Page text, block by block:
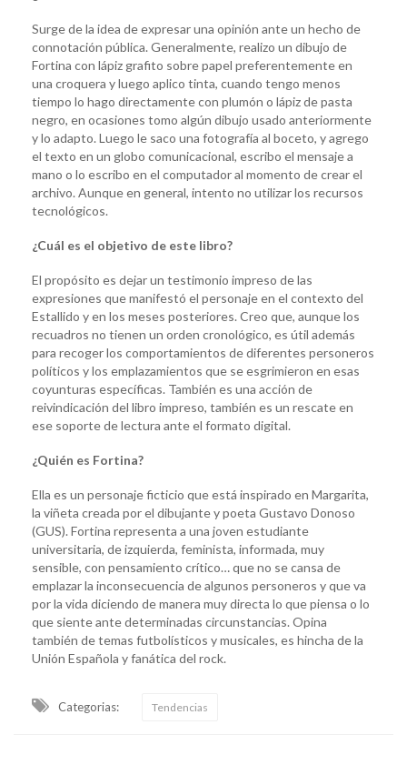
Surge de la idea de expresar una opinión ante un hecho de
connotación pública. Generalmente, realizo un dibujo de
Fortina con lápiz grafito sobre papel preferentemente en
una croquera y luego aplico tinta, cuando tengo menos
tiempo lo hago directamente con plumón o lápiz de pasta
negro, en ocasiones tomo algún dibujo usado anteriormente
y lo adapto. Luego le saco una fotografía al boceto, y agrego
el texto en un globo comunicacional, escribo el mensaje a
mano o lo escribo en el computador al momento de crear el
archivo. Aunque en general, intento no utilizar los recursos
tecnológicos.
¿Cuál es el objetivo de este libro?
El propósito es dejar un testimonio impreso de las
expresiones que manifestó el personaje en el contexto del
Estallido y en los meses posteriores. Creo que, aunque los
recuadros no tienen un orden cronológico, es útil además
para recoger los comportamientos de diferentes personeros
políticos y los emplazamientos que se esgrimieron en esas
coyunturas específicas. También es una acción de
reivindicación del libro impreso, también es un rescate en
ese soporte de lectura ante el formato digital.
¿Quién es Fortina?
Ella es un personaje ficticio que está inspirado en Margarita,
la viñeta creada por el dibujante y poeta Gustavo Donoso
(GUS). Fortina representa a una joven estudiante
universitaria, de izquierda, feminista, informada, muy
sensible, con pensamiento crítico… que no se cansa de
emplazar la inconsecuencia de algunos personeros y que va
por la vida diciendo de manera muy directa lo que piensa o lo
que siente ante determinadas circunstancias. Opina
también de temas futbolísticos y musicales, es hincha de la
Unión Española y fanática del rock.
Categorias: Tendencias